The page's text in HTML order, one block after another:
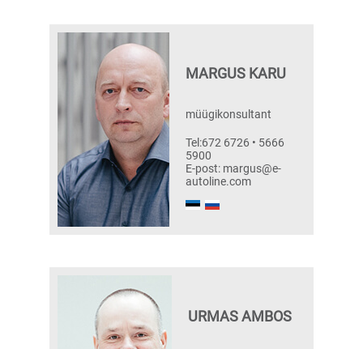
MARGUS KARU
müügikonsultant
Tel:672 6726 • 5666
5900
E-post: margus@e-
autoline.com
URMAS AMBOS